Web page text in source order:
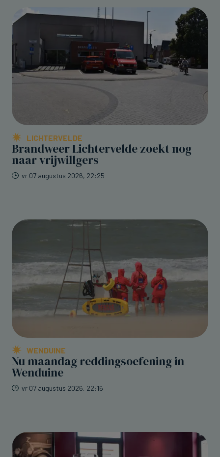
LICHTERVELDE
Brandweer Lichtervelde zoekt nog
naar vrijwillgers
vr 07 augustus 2026, 22:25
WENDUINE
Nu maandag reddingsoefening in
Wenduine
vr 07 augustus 2026, 22:16